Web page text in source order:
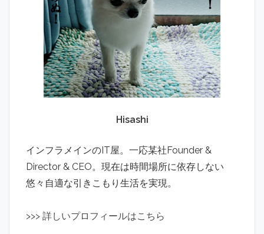
Hisashi
インフラメインのIT屋。一応某社Founder &
Director & CEO。現在は時間場所に依存しない
悠々自適な引きこもり生活を実現。
>>> 詳しいプロフィールはこちら